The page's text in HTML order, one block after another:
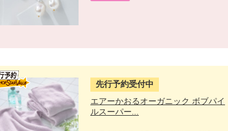
先行予約受付中
エアーかおるオーガニック ボブパイ
ルスーパー...